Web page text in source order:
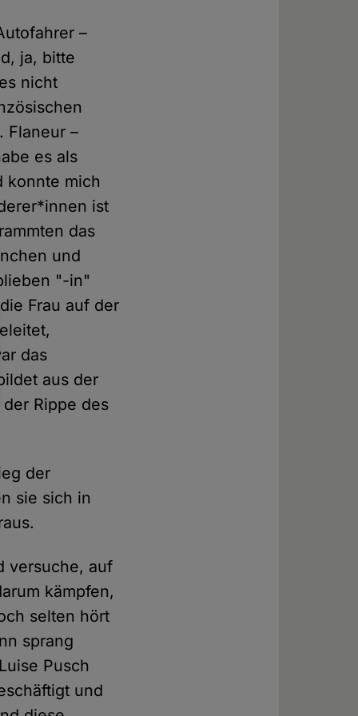
–
ja, bitte
nicht
Flaneur –
es als
konnte mich
ist
das
und
"-in"
Frau auf der
das
aus der
Rippe des
der
sie sich in
versuche, auf
kämpfen,
selten hört
sprang
Pusch
und